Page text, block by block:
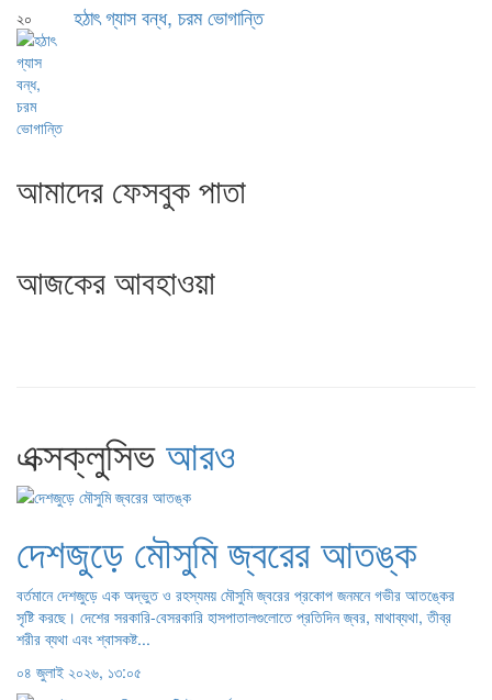
২০ হঠাৎ গ্যাস বন্ধ, চরম ভোগান্তি
আমাদের ফেসবুক পাতা
আজকের আবহাওয়া
এক্সক্লুসিভআরও
দেশজুড়ে মৌসুমি জ্বরের আতঙ্ক
বর্তমানে দেশজুড়ে এক অদ্ভুত ও রহস্যময় মৌসুমি জ্বরের প্রকোপ জনমনে গভীর আতঙ্কের
সৃষ্টি করছে। দেশের সরকারি-বেসরকারি হাসপাতালগুলোতে প্রতিদিন জ্বর, মাথাব্যথা, তীব্র
শরীর ব্যথা এবং শ্বাসকষ্ট...
০৪ জুলাই ২০২৬, ১৩:০৫